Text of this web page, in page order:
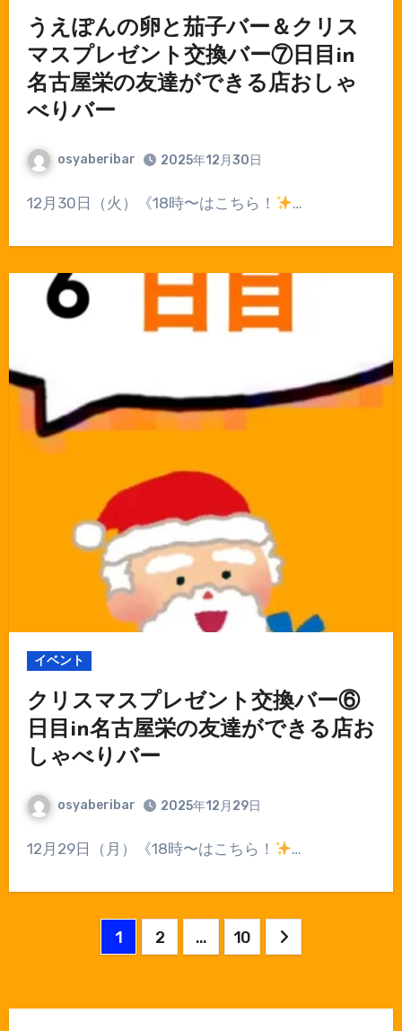
うえぽんの卵と茄子バー＆クリス
マスプレゼント交換バー⑦日目in
名古屋栄の友達ができる店おしゃ
べりバー
osyaberibar 2025年12月30日
12月30日（火）《18時〜はこちら！ …
イベント
クリスマスプレゼント交換バー⑥
日目in名古屋栄の友達ができる店お
しゃべりバー
osyaberibar 2025年12月29日
12月29日（月）《18時〜はこちら！ …
の
1 2 … 10